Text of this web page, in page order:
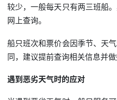
较少，一般每天只有两三班船
网上查询。
船只班次和票价会因季节、天
同，建议提前查询相关信息并做
遇到恶劣天气时的应对